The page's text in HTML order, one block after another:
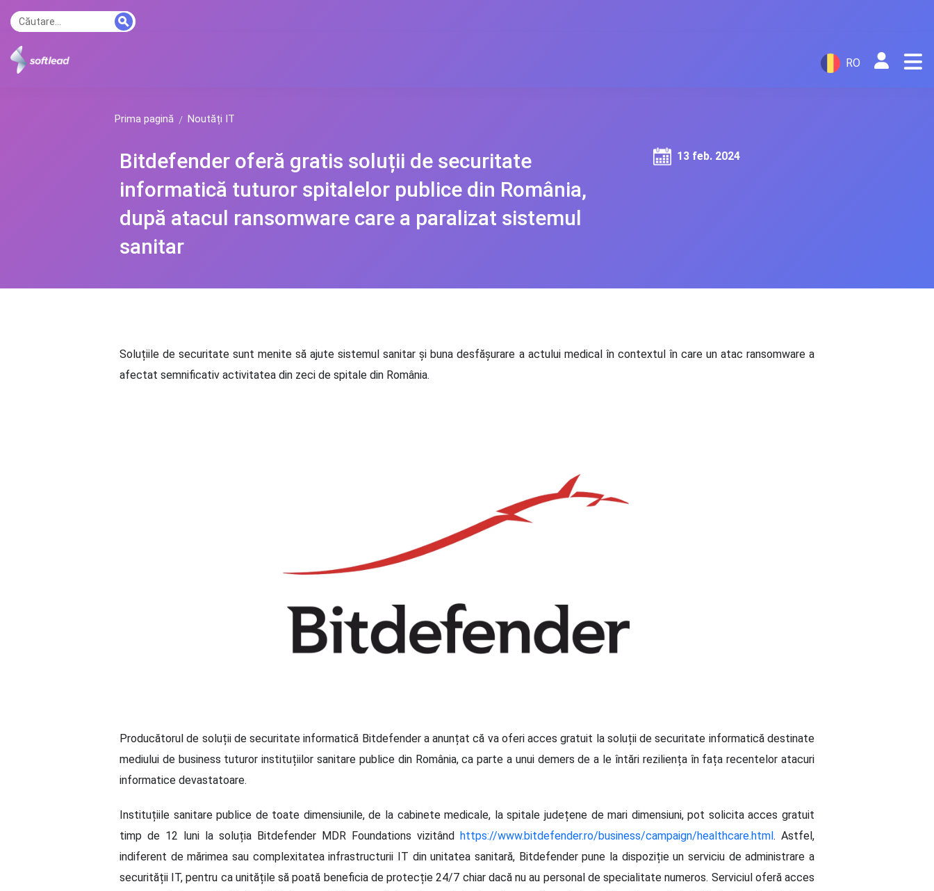
RO
Prima pagină Noutăți IT
Bitdefender oferă gratis soluții de securitate
informatică tuturor spitalelor publice din România,
după atacul ransomware care a paralizat sistemul
sanitar
13 feb. 2024
Soluțiile de securitate sunt menite să ajute sistemul sanitar și buna desfășurare a actului medical în contextul în care un atac ransomware a
afectat semnificativ activitatea din zeci de spitale din România.
Producătorul de soluții de securitate informatică Bitdefender a anunțat că va oferi acces gratuit la soluții de securitate informatică destinate
mediului de business tuturor instituțiilor sanitare publice din România, ca parte a unui demers de a le întări reziliența în fața recentelor atacuri
informatice devastatoare.
Instituțiile sanitare publice de toate dimensiunile, de la cabinete medicale, la spitale județene de mari dimensiuni, pot solicita acces gratuit
timp de 12 luni la soluția Bitdefender MDR Foundations vizitând
https://www.bitdefender.ro/business/campaign/healthcare.html . Astfel,
indiferent de mărimea sau complexitatea infrastructurii IT din unitatea sanitară, Bitdefender pune la dispoziție un serviciu de administrare a
securității IT, pentru ca unitățile să poată beneficia de protecție 24/7 chiar dacă nu au personal de specialitate numeros. Serviciul oferă acces